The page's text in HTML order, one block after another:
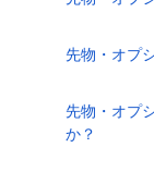
先物・オプ
先物・オプ
か？